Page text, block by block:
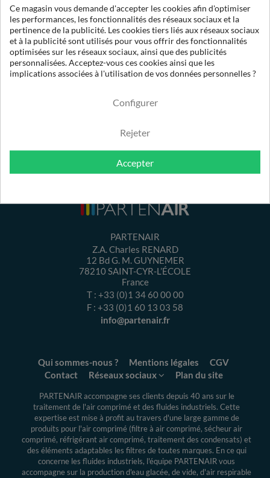
213049
1
OE 50075 XA
780
0.01µ
PARTENAIR
Z.A. Charles RENARD
12 Bd G. M. GUYNEMER
78210SAINT-CYR-L’ÉCOLE
France
T : +33 (0)1 34 60 00 00
F : +33 (0)1 60 13 03 58
info@partenair.fr
Qui sommes-nous ? Mentions légales
CGV
Contact
Réseaux sociaux Plan du site
PARTENAIR accompagne ses clients depuis 40 ans sur le
traitement de l'air comprimé et des fluides industriels. Cette
expertiseest mise à profit au travers d'une large gamme de
produits pour l'air comprimé (filtre à air comprimé, sécheur air
comprimé, réfrigérant air comprimé, traitement des condensats) et
des éléments adaptables les filtres de toutes marques. En ce qui
concerne les fluides industriels, l'équipe PARTENAIR vous
accompagne sur la production d'eau glacée, de vide, d'air respirable
Ce magasin vous demande d'accepter les cookies afin d'optimiser
les performances, les fonctionnalités des réseaux sociaux et la
pertinence de la publicité. Les cookies tiers liés aux réseaux sociaux
et à la publicité sont utilisés pour vous offrir des fonctionnalités
optimisées sur les réseaux sociaux, ainsi que des publicités
personnalisées. Acceptez-vous ces cookies ainsi que les
implications associées à l'utilisation de vos données personnelles ?
Configurer
Rejeter
Accepter